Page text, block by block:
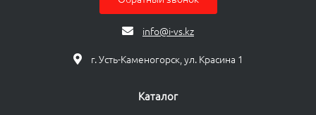
info@i-vs.kz
г. Усть-Каменогорск, ул. Красина 1
Каталог